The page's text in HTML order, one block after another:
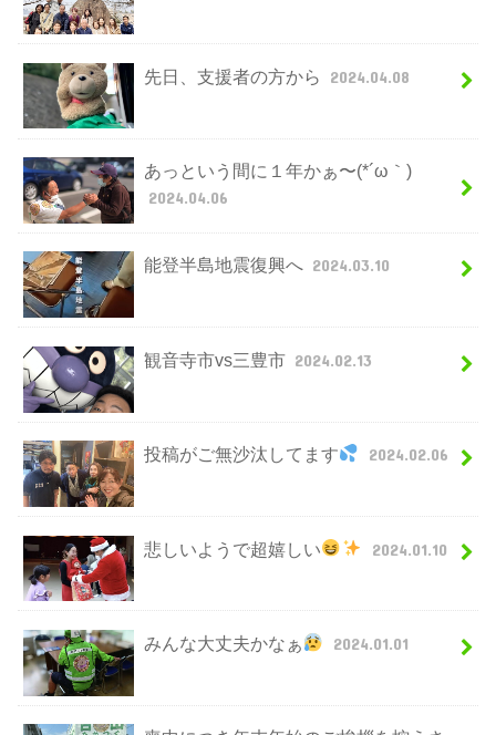
先日、支援者の方から 2024.04.08
あっという間に１年かぁ〜(*´ω｀)
2024.04.06
能登半島地震復興へ 2024.03.10
観音寺市vs三豊市 2024.02.13
投稿がご無沙汰してます 2024.02.06
悲しいようで超嬉しい 2024.01.10
みんな大丈夫かなぁ 2024.01.01